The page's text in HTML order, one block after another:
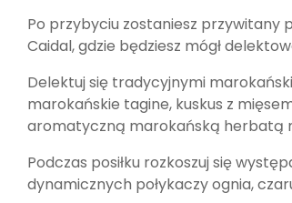
Po przybyciu zostaniesz przywitany
Caidal, gdzie będziesz mógł
Delektuj się tradycyjnymi
marokańskie tagine, kuskus z
aromatyczną marokańską herbatą
Podczas posiłku rozkoszuj się
dynamicznych połykaczy ognia,